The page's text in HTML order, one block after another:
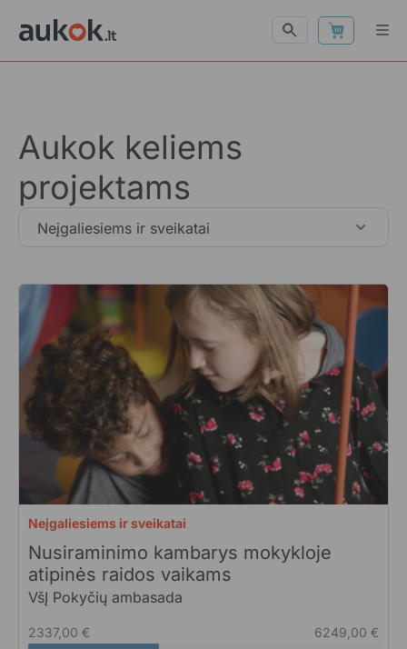
Aukok keliems
projektams
Neįgaliesiems ir sveikatai
Neįgaliesiems ir sveikatai
Nusiraminimo kambarys mokykloje
atipinės raidos vaikams
VšĮ Pokyčių ambasada
2337,00 € 6249,00 €